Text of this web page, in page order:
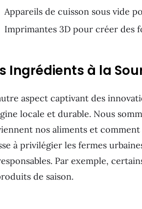
Appareils de cuisson sous vide
Imprimantes 3D pour créer des
Ingrédients à la
aspect captivant des
locale et durable. Nous
nos aliments et
à privilégier les fermes
Par exemple,
de saison.